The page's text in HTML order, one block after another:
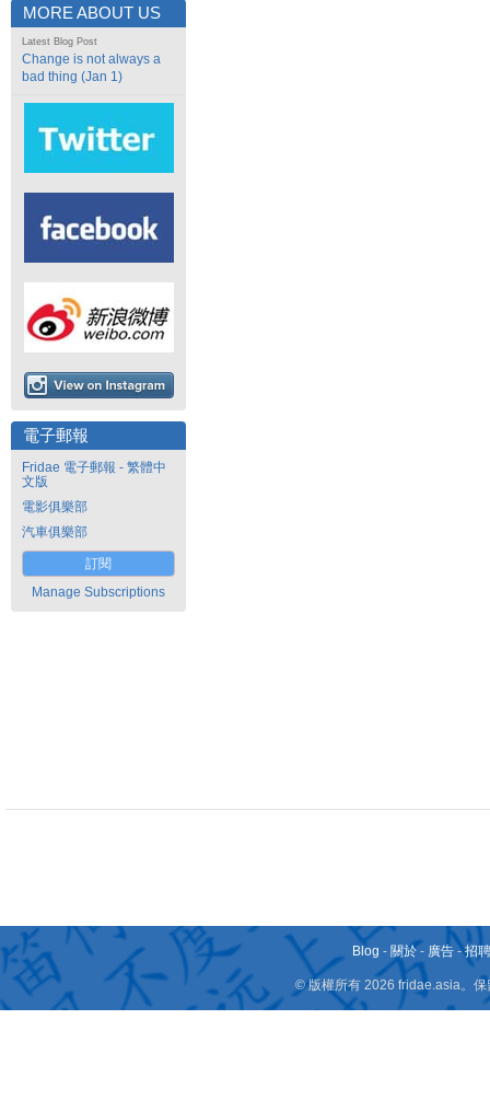
MORE ABOUT US
Latest Blog Post
Change is not always a
bad thing (Jan 1)
電子郵報
Fridae 電子郵報 - 繁體中
文版
電影俱樂部
汽車俱樂部
訂閱
Manage Subscriptions
Blog - 關於 - 廣告 -招
© 版權所有 2026 fridae.asia。